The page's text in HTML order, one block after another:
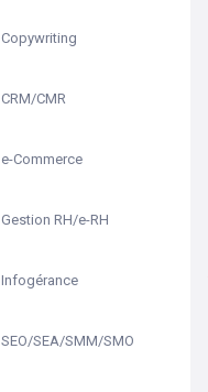
Copywriting
CRM/CMR
e-Commerce
Gestion RH/e-RH
Infogérance
SEO/SEA/SMM/SMO